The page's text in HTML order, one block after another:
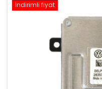
İndirimli fiyat